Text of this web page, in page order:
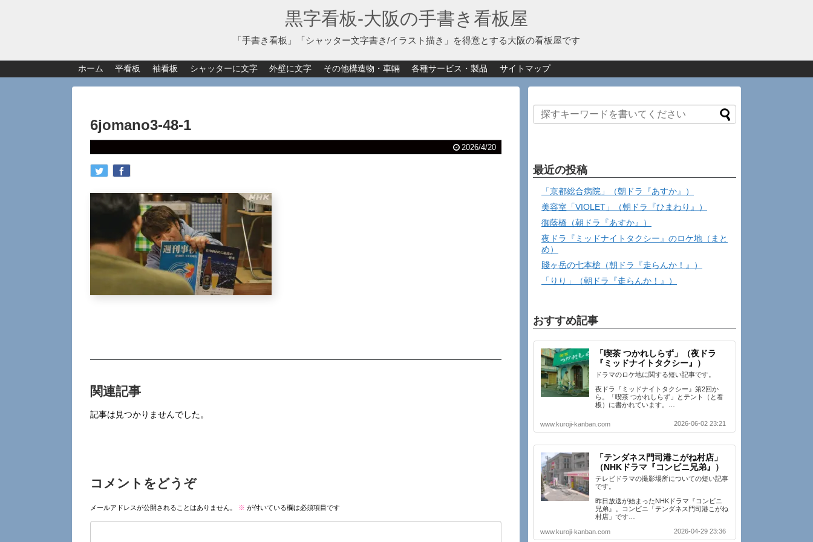
黒字看板‐大阪の手書き看板屋
「手書き看板」「シャッター文字書き/イラスト描き」を得意とする大阪の看板屋です
ホーム 平看板 袖看板 シャッターに文字 外壁に文字 その他構造物・車輛 各種サービス・製品 サイトマップ
6jomano3-48-1
2026/4/20
関連記事
記事は見つかりませんでした。
コメントをどうぞ
メールアドレスが公開されることはありません。 ※ が付いている欄は必須項目です
最近の投稿
「京都総合病院」（朝ドラ『あすか』）
美容室「VIOLET」（朝ドラ『ひまわり』）
御蔭橋（朝ドラ『あすか』）
夜ドラ『ミッドナイトタクシー』のロケ地（まと
め）
賤ヶ岳の七本槍（朝ドラ『走らんか！』）
「りり」（朝ドラ『走らんか！』）
おすすめ記事
「喫茶 つかれしらず」（夜ドラ
『ミッドナイトタクシー』）
ドラマのロケ地に関する短い記事です。
夜ドラ『ミッドナイトタクシー』第2回か
ら。「喫茶 つかれしらず」とテント（と看
板）に書かれています。…
www.kuroji-kanban.com 2026-06-02 23:21
「テンダネス門司港こがね村店」
（NHKドラマ『コンビニ兄弟』）
テレビドラマの撮影場所についての短い記事
です。
昨日放送が始まったNHKドラマ『コンビニ
兄弟』。コンビニ「テンダネス門司港こがね
村店」です…
www.kuroji-kanban.com 2026-04-29 23:36